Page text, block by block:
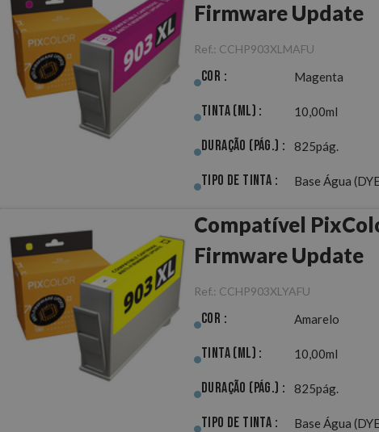
Firmware Update
Ref.: CCHP903XLMAFU
Cor : Magenta
Tinta (ml) : 10,00ml
Duração (pág.) : 825pág.
Tipo de Tinta : Base Água
Compatível
Firmware Update
Ref.: CCHP903XLYAFU
Cor : Amarelo
Tinta (ml) : 10,00ml
Duração (pág.) : 825pág.
Tipo de Tinta : Base Água